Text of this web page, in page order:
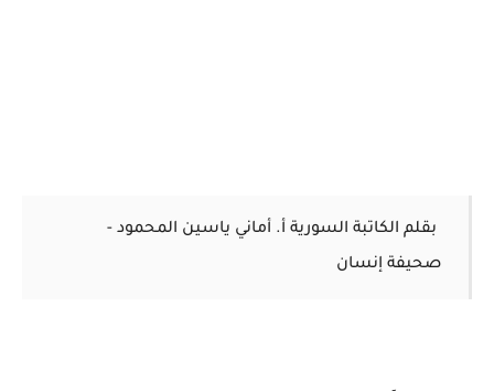
بقلم الكاتبة السورية أ. أماني ياسين المحمود -
صحيفة إنسان